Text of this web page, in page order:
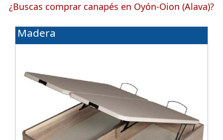
¿Buscas comprar canapés en Oyón-Oion (Alava)?
Madera